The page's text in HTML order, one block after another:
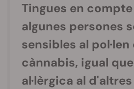
Tingues en
algunes persones
sensibles al pol·len
cànnabis, igual
al·lèrgica al